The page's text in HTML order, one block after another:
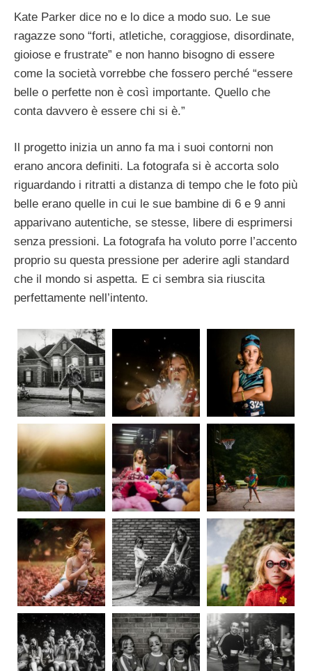
Kate Parker dice no e lo dice a modo suo. Le sue
ragazze sono “forti, atletiche, coraggiose, disordinate,
gioiose e frustrate” e non hanno bisogno di essere
come la società vorrebbe che fossero perché “essere
belle o perfette non è così importante. Quello che
conta davvero è essere chi si è.”
Il progetto inizia un anno fa ma i suoi contorni non
erano ancora definiti. La fotografa si è accorta solo
riguardando i ritratti a distanza di tempo che le foto più
belle erano quelle in cui le sue bambine di 6 e 9 anni
apparivano autentiche, se stesse, libere di esprimersi
senza pressioni. La fotografa ha voluto porre l’accento
proprio su questa pressione per aderire agli standard
che il mondo si aspetta. E ci sembra sia riuscita
perfettamente nell’intento.